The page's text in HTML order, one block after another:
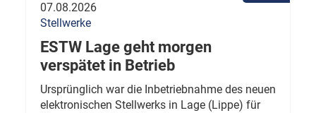
07.08.2026
Stellwerke
ESTW Lage geht morgen
verspätet in Betrieb
Ursprünglich war die Inbetriebnahme des neuen
elektronischen Stellwerks in Lage (Lippe) für